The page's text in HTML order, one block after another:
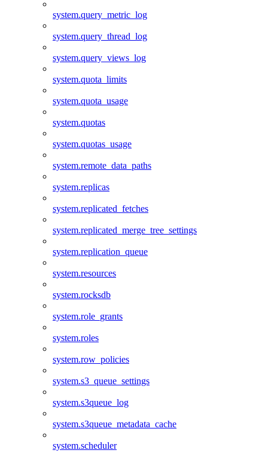
system.query_metric_log
system.query_thread_log
system.query_views_log
system.quota_limits
system.quota_usage
system.quotas
system.quotas_usage
system.remote_data_paths
system.replicas
system.replicated_fetches
system.replicated_merge_tree_settings
system.replication_queue
system.resources
system.rocksdb
system.role_grants
system.roles
system.row_policies
system.s3_queue_settings
system.s3queue_log
system.s3queue_metadata_cache
system.scheduler